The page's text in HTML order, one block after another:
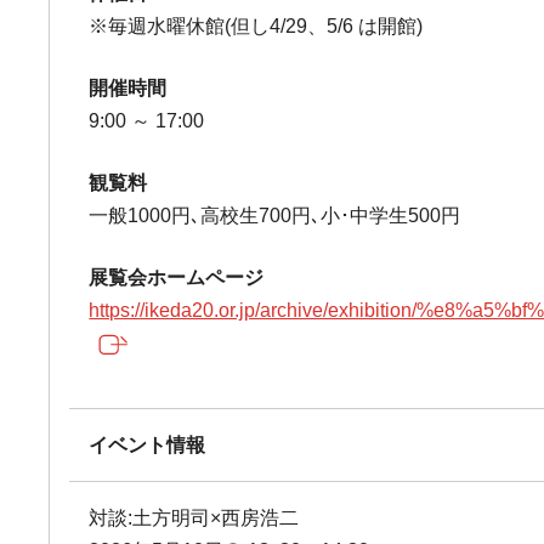
※毎週水曜休館(但し4/29、5/6 は開館)
開催時間
9:00 ～ 17:00
観覧料
一般1000円､高校生700円､小･中学生500円
展覧会ホームページ
https://ikeda20.or.jp/archive/exhibition/
イベント情報
対談:土方明司×西房浩二